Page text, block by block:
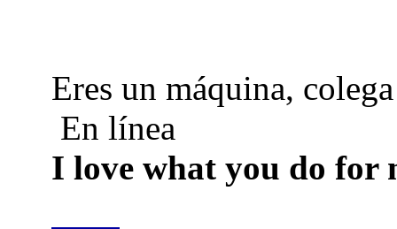
Eres un máquina,
En línea
I love what you do for